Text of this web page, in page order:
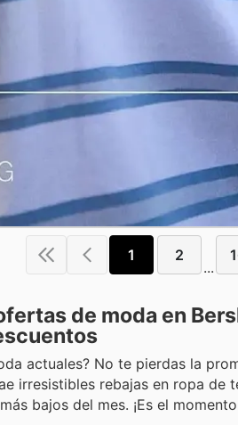
1 2
...
de moda en
actuales? No te pierdas la
irresistibles rebajas en ropa
bajos del mes. ¡Es el